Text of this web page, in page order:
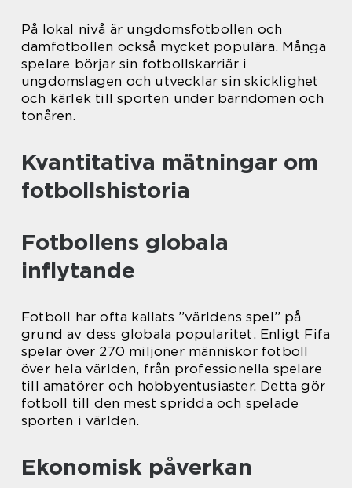
På lokal nivå är ungdomsfotbollen och
damfotbollen också mycket populära. Många
spelare börjar sin fotbollskarriär i
ungdomslagen och utvecklar sin skicklighet
och kärlek till sporten under barndomen och
tonåren.
Kvantitativa mätningar om
fotbollshistoria
Fotbollens globala
inflytande
Fotboll har ofta kallats ”världens spel” på
grund av dess globala popularitet. Enligt Fifa
spelar över 270 miljoner människor fotboll
över hela världen, från professionella spelare
till amatörer och hobbyentusiaster. Detta gör
fotboll till den mest spridda och spelade
sporten i världen.
Ekonomisk påverkan